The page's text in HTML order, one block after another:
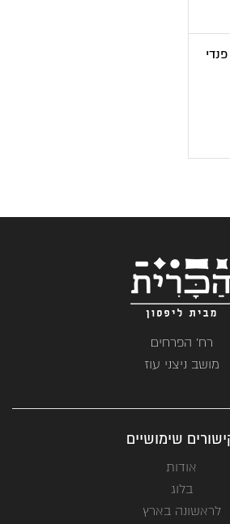
רח' הפרחים
מושב ניצני עוז
שימושיים
אודות
בלוג
לראשונה בארץ